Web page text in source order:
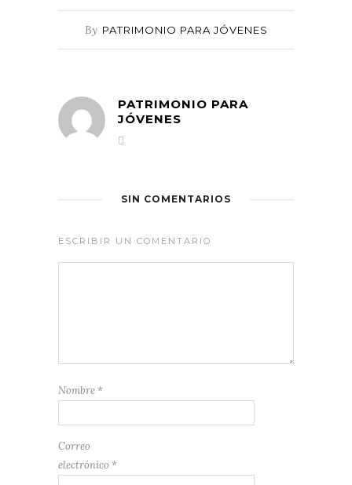
By PATRIMONIO PARA JÓVENES
PATRIMONIO PARA
JÓVENES
SIN COMENTARIOS
ESCRIBIR UN COMENTARIO
Nombre *
Correo
electrónico *